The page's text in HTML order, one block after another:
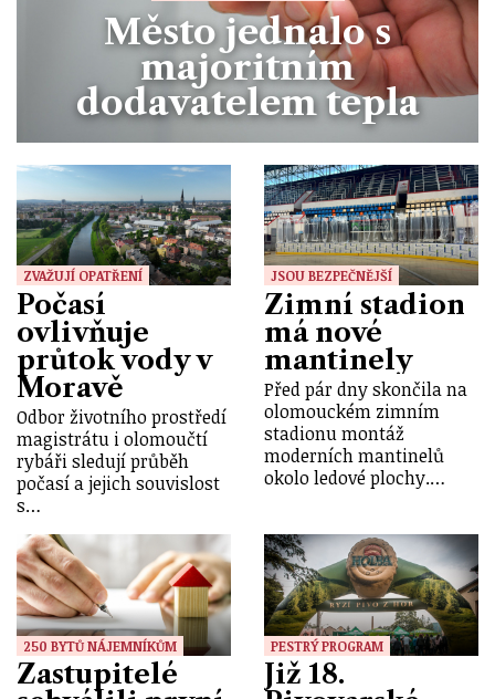
Město jednalo s
majoritním
dodavatelem tepla
ZVAŽUJÍ OPATŘENÍ
Počasí
ovlivňuje
průtok vody v
Moravě
Odbor životního prostředí
magistrátu i olomoučtí
rybáři sledují průběh
počasí a jejich souvislost
s…
JSOU BEZPEČNĚJŠÍ
Zimní stadion
má nové
mantinely
Před pár dny skončila na
olomouckém zimním
stadionu montáž
moderních mantinelů
okolo ledové plochy.…
250 BYTŮ NÁJEMNÍKŮM
Zastupitelé
PESTRÝ PROGRAM
Již 18.